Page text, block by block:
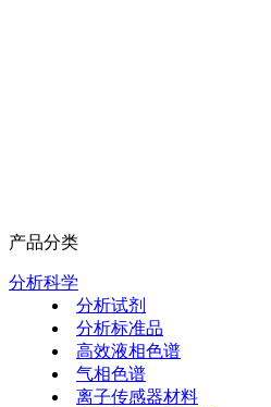
产品分类
分析科学
分析试剂
分析标准品
高效液相色谱
气相色谱
离子传感器材料